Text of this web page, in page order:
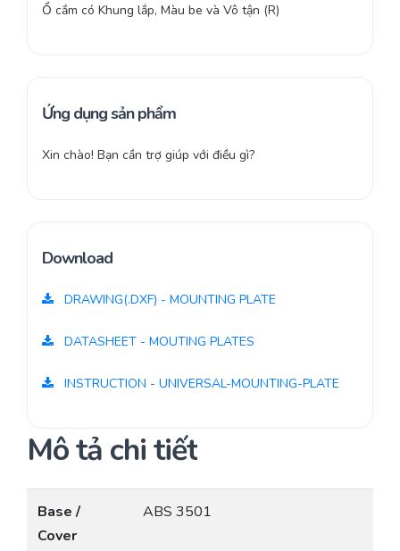
Ổ cắm có Khung lắp, Màu be và Vô tận (R)
Ứng dụng sản phẩm
Xin chào! Bạn cần trợ giúp với điều gì?
Download
DRAWING(.DXF) - MOUNTING PLATE
DATASHEET - MOUTING PLATES
INSTRUCTION - UNIVERSAL-MOUNTING-PLATE
Mô tả chi tiết
Base /
Cover
ABS 3501